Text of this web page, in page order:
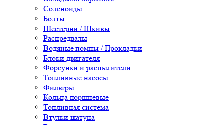
Соленоиды
Болты
Шестерни / Шкивы
Распредвалы
Водяные помпы / Прокладки
Блоки двигателя
Форсунки и распылители
Топливные насосы
Фильтры
Кольца поршневые
Топливная система
Втулки шатуна